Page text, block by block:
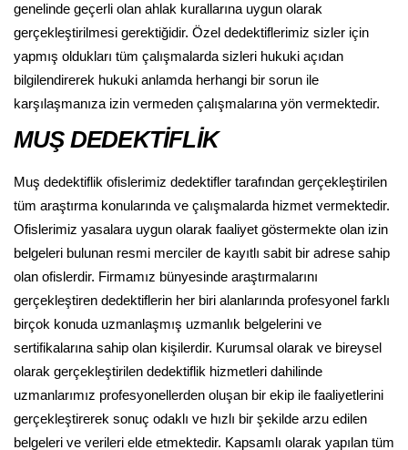
genelinde geçerli olan ahlak kurallarına uygun olarak
gerçekleştirilmesi gerektiğidir. Özel dedektiflerimiz sizler için
yapmış oldukları tüm çalışmalarda sizleri hukuki açıdan
bilgilendirerek hukuki anlamda herhangi bir sorun ile
karşılaşmanıza izin vermeden çalışmalarına yön vermektedir.
MUŞ DEDEKTİFLİK
Muş dedektiflik ofislerimiz dedektifler tarafından gerçekleştirilen
tüm araştırma konularında ve çalışmalarda hizmet vermektedir.
Ofislerimiz yasalara uygun olarak faaliyet göstermekte olan izin
belgeleri bulunan resmi merciler de kayıtlı sabit bir adrese sahip
olan ofislerdir. Firmamız bünyesinde araştırmalarını
gerçekleştiren dedektiflerin her biri alanlarında profesyonel farklı
birçok konuda uzmanlaşmış uzmanlık belgelerini ve
sertifikalarına sahip olan kişilerdir. Kurumsal olarak ve bireysel
olarak gerçekleştirilen dedektiflik hizmetleri dahilinde
uzmanlarımız profesyonellerden oluşan bir ekip ile faaliyetlerini
gerçekleştirerek sonuç odaklı ve hızlı bir şekilde arzu edilen
belgeleri ve verileri elde etmektedir. Kapsamlı olarak yapılan tüm